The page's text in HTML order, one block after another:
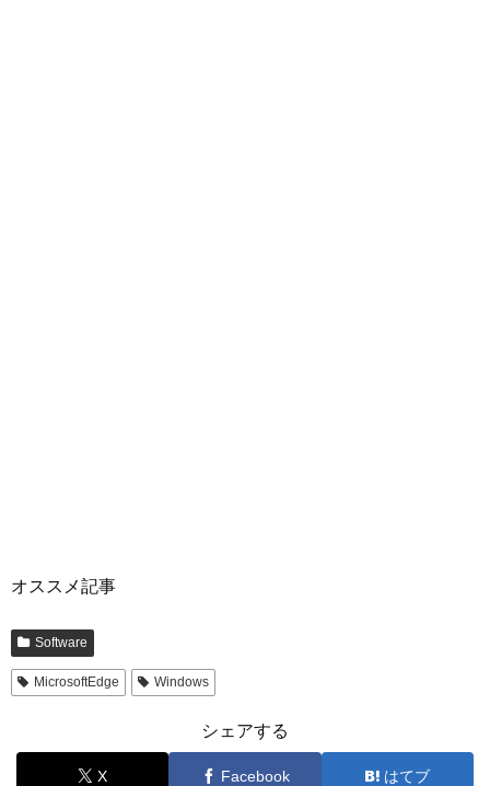
オススメ記事
Software
MicrosoftEdge Windows
シェアする
X Facebook はてブ